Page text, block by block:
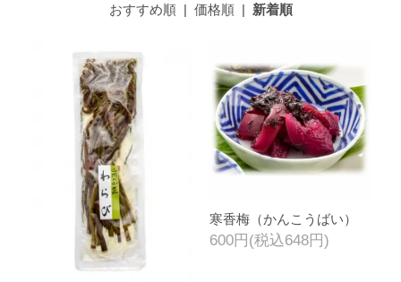
おすすめ順| 価格順| 新着順
寒香梅（かんこうばい）
600円(税込648円)